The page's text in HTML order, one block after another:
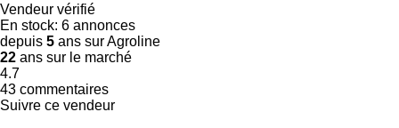
Vendeur vérifié
En stock: 6 annonces
depuis 5 ans sur Agroline
22 ans sur le marché
4.7
43 commentaires
Suivre ce vendeur